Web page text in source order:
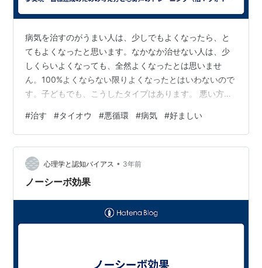
病気を治すのがうまい人は、少しでもよくなったら、と
てもよくなったと思います。なかなか治せない人は、少
しくらいよくなっても、全然よくなったとは思いませ
ん。100%よくならない限りよくなったとはいわないので
す。子どもでも、こうしたタイプはあります。 悪い方に
抜け出すことがあまり好ましいと思っていない人もいる
ようにも思われます。
#治す #タイオウ #悪循環 #病気 #好ましい
心理学と認知バイアス • 3年前
ノーシーボ効果